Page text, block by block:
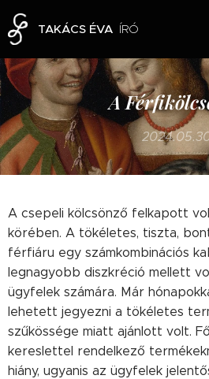
TAKÁCS ÉVA ÍRÓ
A
A csepeli kölcsönző felkapott
körében. A tökéletes, tiszta,
férfiáru egy számkombinációs
legnagyobb diszkréció mellett
ügyfelek számára. Már
lehetett jegyezni a tökéletes
szűkössége miatt ajánlott volt.
kereslettel rendelkező
hiány, ugyanis az ügyfelek